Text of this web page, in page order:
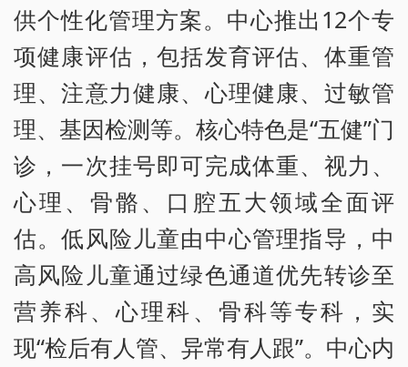
供个性化管理方案。中心推出12个专
项健康评估，包括发育评估、体重管
理、注意力健康、心理健康、过敏管
理、基因检测等。核心特色是“五健”门
诊，一次挂号即可完成体重、视力、
心理、骨骼、口腔五大领域全面评
估。低风险儿童由中心管理指导，中
高风险儿童通过绿色通道优先转诊至
营养科、心理科、骨科等专科，实
现“检后有人管、异常有人跟”。中心内